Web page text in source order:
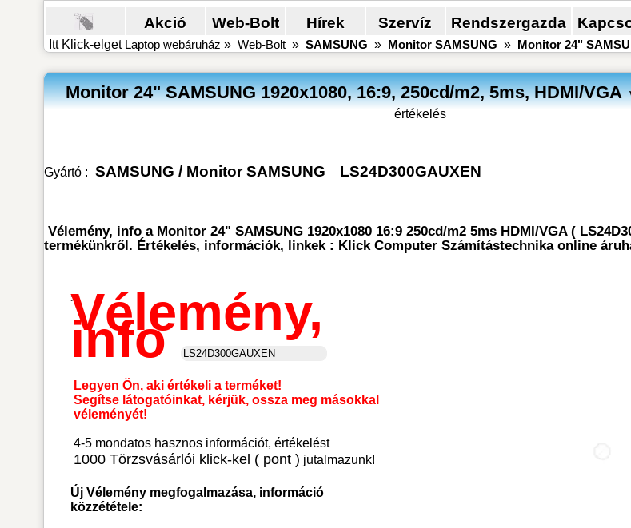
Akció Web-Bolt Hírek Szervíz Rendszergazda
Itt Klick-elget Laptop webáruház » Web-Bolt» SAMSUNG » Monitor SAMSUNG » Monitor 24"
Monitor 24" SAMSUNG 1920x1080, 16:9, 250cd/m2, 5ms, HDMI/VGA
értékelés
Gyártó : SAMSUNG / Monitor SAMSUNG LS24D300GAUXEN
Vélemény, info a Monitor 24" SAMSUNG 1920x1080 16:9 250cd/m2 5ms HDMI/VGA (
termékünkről. Értékelés, információk, linkek : Klick Computer Számítástechnika online
>
Vélemény,
info
Legyen Ön, aki értékeli a terméket!
Segítse látogatóinkat, kérjük, ossza meg másokkal
véleményét!
4-5 mondatos hasznos információt, értékelést
1000 Törzsvásárlói klick-kel ( pont ) jutalmazunk!
Új Vélemény megfogalmazása, információ
közzététele: